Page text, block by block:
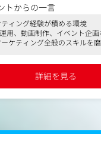
タビケン留学は、いずれ
し、自分の学習・キャリ
す。だからこそ、マーケ
リードを増やすだけでな
信頼をつくり、申し込み
ナーやデザイナー、外部
トからの一言
ティング経験が積める環境
用、動画制作、イベント企
ケティング全般のスキルを磨
在宅勤務の環境整備、ベビーシ
活を支える福利厚生が充実して
戦を応援する企業文化
詳細を見る